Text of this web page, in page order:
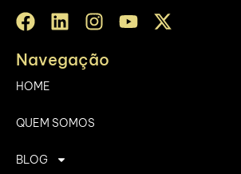
Navegação
HOME
QUEM SOMOS
BLOG